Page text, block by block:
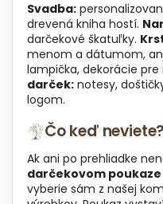
Svadba:
drevená kniha hostí.
darčekové škatuľky.
menom a dátumom,
lampička, dekorácie pre
darček: notesy,
logom.
Čo keď neviete?
Ak ani po prehliadke
darčekovom poukaze
vyberie sám z našej